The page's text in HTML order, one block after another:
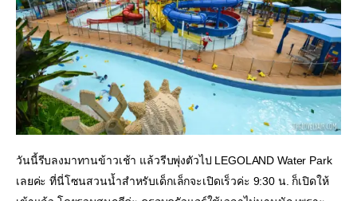
วันนี้รีบลงมาทานข้าวเช้า แล้วรีบพุ่งตัวไป LEGOLAND Water Park
เลยค่ะ ที่นี่โซนสวนน้ำสำหรับเด็กเล็กจะเปิดเร็วค่ะ 9:30 น. ก็เปิดให้